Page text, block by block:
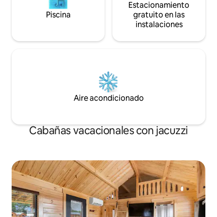
Piscina
Estacionamiento
gratuito en las
instalaciones
Aire acondicionado
Cabañas vacacionales con jacuzzi